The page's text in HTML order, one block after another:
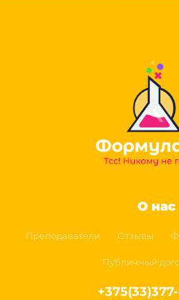
О нас
Преподаватели Отзывы
Публичный